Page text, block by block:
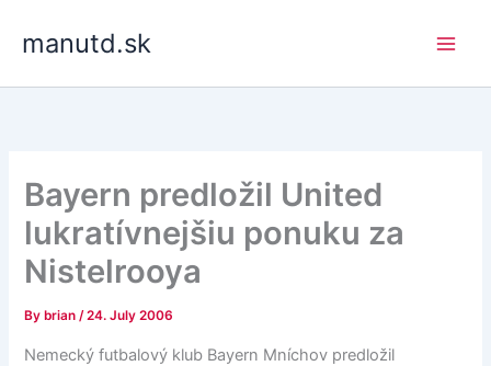
manutd.sk
Bayern predložil United
lukratívnejšiu ponuku za
Nistelrooya
By brian/24. July 2006
Nemecký futbalový klub Bayern Mníchov predložil